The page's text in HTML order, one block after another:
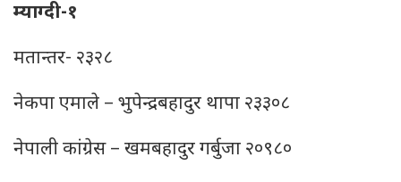
म्याग्दी-१
मतान्तर- २३२८
नेकपा एमाले – भुपेन्द्रबहादुर थापा २३३०८
नेपाली कांग्रेस – खमबहादुर गर्बुजा २०९८०